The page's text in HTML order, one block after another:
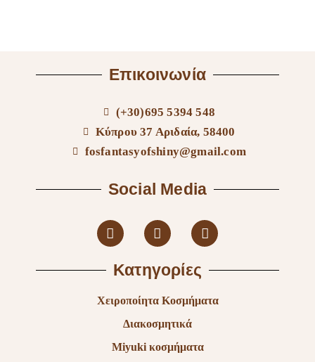
Επικοινωνία
(+30)695 5394 548
Κύπρου 37 Αριδαία, 58400
fosfantasyofshiny@gmail.com
Social Media
Κατηγορίες
Χειροποίητα Κοσμήματα
Διακοσμητικά
Miyuki κοσμήματα